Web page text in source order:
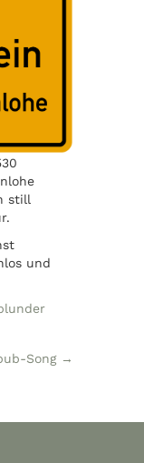
still
und
Song →